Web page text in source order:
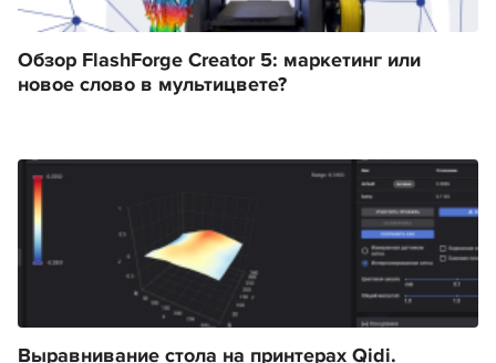
Обзор FlashForge Creator 5: маркетинг или
новое слово в мультицвете?
Выравнивание стола на принтерах Qidi.